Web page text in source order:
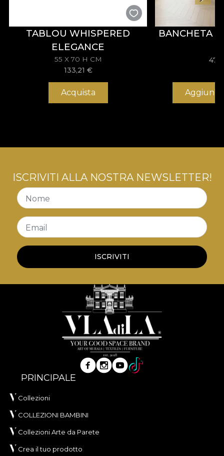
TABLOU WHISPERED
ELEGANCE
55 X 70 H CM
133,21 €
Acquista
BANCHETA
Aggiungi
ISCRIVITI ALLA NOSTRA NEWSLETTER!
Nome
Email
ISCRIVITI
PRINCIPALE
Collezioni
COLLEZIONI BAMBINI
Collezioni Arte da Parete
Crea il tuo prodotto